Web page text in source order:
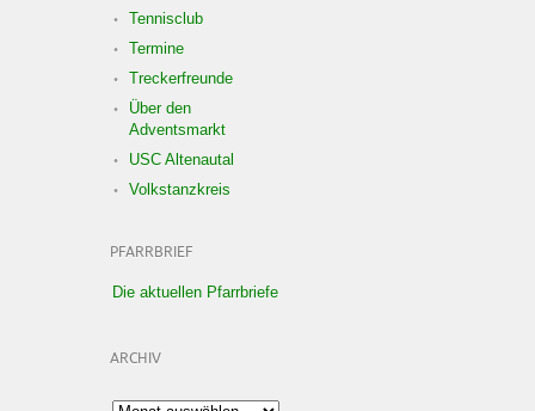
Tennisclub
Termine
Treckerfreunde
Über den
Adventsmarkt
USC Altenautal
Volkstanzkreis
PFARRBRIEF
Die aktuellen Pfarrbriefe
ARCHIV
Archiv